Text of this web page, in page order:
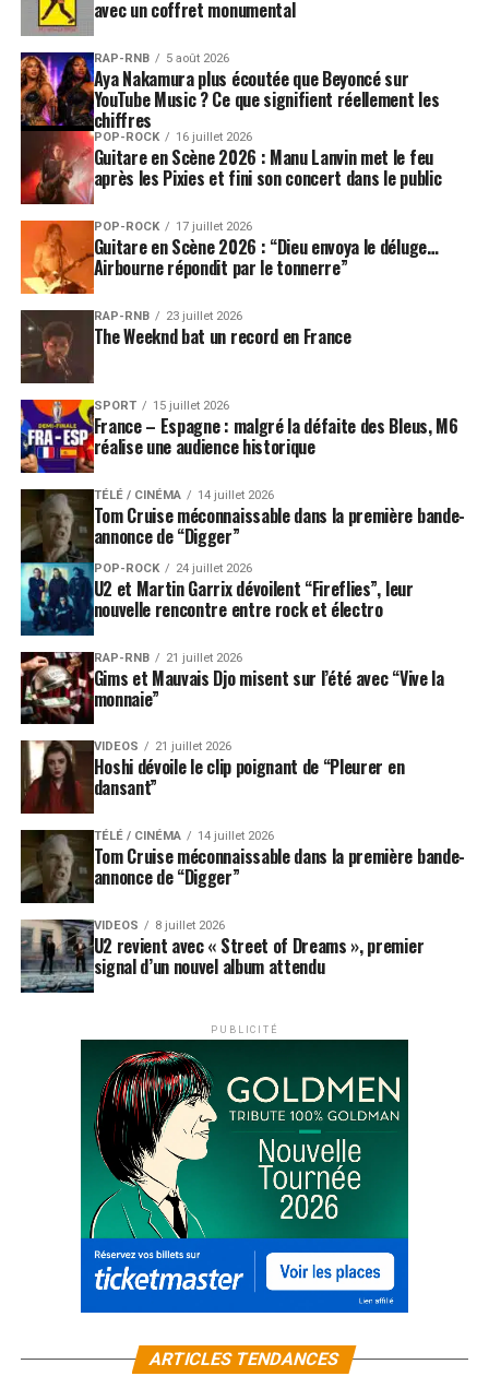
SUJETS ASSOCIÉS:
avec un coffret monumental
RAP-RNB 5 août 2026
Aya Nakamura plus écoutée que Beyoncé sur
YouTube Music ? Ce que signifient réellement les
chiffres
POP-ROCK 16 juillet 2026
Guitare en Scène 2026 : Manu Lanvin met le feu
après les Pixies et fini son concert dans le public
POP-ROCK 17 juillet 2026
Guitare en Scène 2026 : “Dieu envoya le déluge…
Airbourne répondit par le tonnerre”
RAP-RNB 23 juillet 2026
The Weeknd bat un record en France
SPORT 15 juillet 2026
France – Espagne : malgré la défaite des Bleus, M6
réalise une audience historique
TÉLÉ / CINÉMA 14 juillet 2026
Tom Cruise méconnaissable dans la première bande-
annonce de “Digger”
POP-ROCK 24 juillet 2026
U2 et Martin Garrix dévoilent “Fireflies”, leur
nouvelle rencontre entre rock et électro
RAP-RNB 21 juillet 2026
Gims et Mauvais Djo misent sur l’été avec “Vive la
monnaie”
VIDEOS 21 juillet 2026
Hoshi dévoile le clip poignant de “Pleurer en
dansant”
TÉLÉ / CINÉMA 14 juillet 2026
Tom Cruise méconnaissable dans la première bande-
annonce de “Digger”
VIDEOS 8 juillet 2026
U2 revient avec « Street of Dreams », premier
signal d’un nouvel album attendu
PUBLICITÉ
ARTICLES TENDANCES